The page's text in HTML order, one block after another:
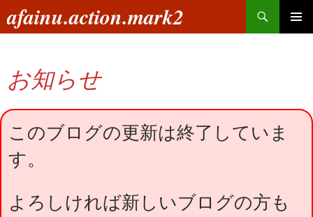
ン
へ
ス
キ
プ
afainu.action.mark2
索
お知らせ
このブログの更新は終了していま
す。
よろしければ新しいブログの方も